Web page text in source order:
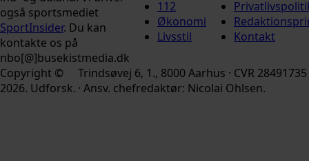
også sportsmediet
SportInsider. Du kan
kontakte os på
nbo[@]busekistmedia.dk
112
Økonomi
Livsstil
Kontakt
Copyright ©
2026. Udforsk.
Trindsøvej 6, 1., 8000 Aarhus · CVR 28491735
· Ansv. chefredaktør: Nicolai Ohlsen.